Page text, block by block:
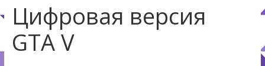
Цифровая версия
GTA V